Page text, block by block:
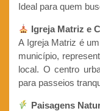
Ideal para quem
Igreja Matriz e
A Igreja Matriz é
município,
local. O centro
para passeios
Paisagens